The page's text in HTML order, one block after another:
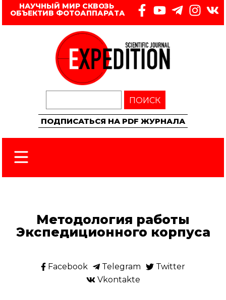
НАУЧНЫЙ МИР СКВОЗЬ
ОБЪЕКТИВ ФОТОАППАРАТА
ПОИСК
ПОДПИСАТЬСЯ НА PDF ЖУРНАЛА
Методология работы
Экспедиционного корпуса
Facebook Telegram
Twitter
Vkontakte